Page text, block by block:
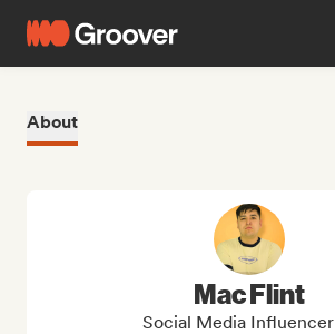
About
Mac Flint
Social Media Influencer